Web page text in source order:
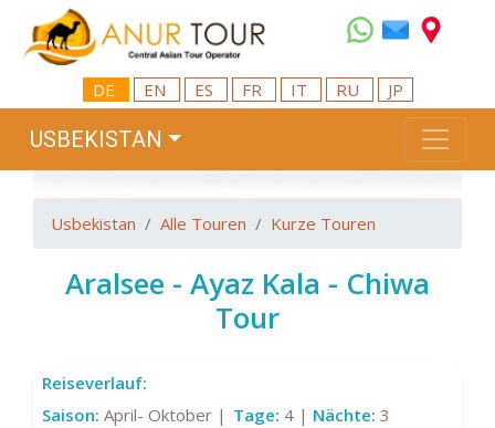
DE EN ES FR IT RU JP
USBEKISTAN
Usbekistan Alle Touren Kurze Touren
Aralsee - Ayaz Kala - Chiwa
Tour
Reiseverlauf:
Saison: April- Oktober | Tage: 4 | Nächte: 3